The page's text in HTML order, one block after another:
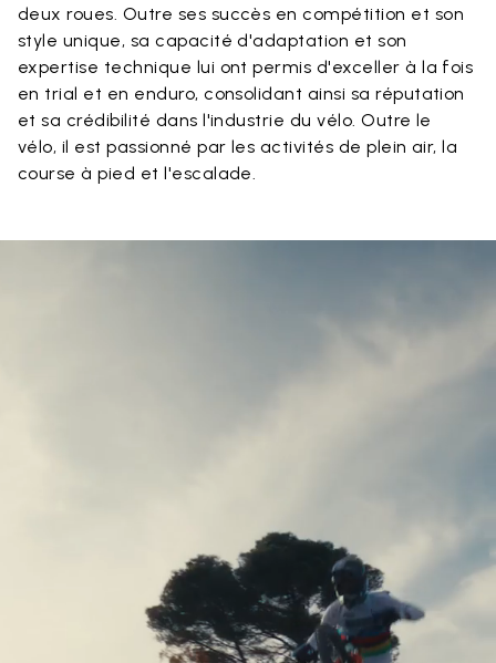
deux roues. Outre ses succès en compétition et son
style unique, sa capacité d'adaptation et son
expertise technique lui ont permis d'exceller à la fois
en trial et en enduro, consolidant ainsi sa réputation
et sa crédibilité dans l'industrie du vélo. Outre le
vélo, il est passionné par les activités de plein air, la
course à pied et l'escalade.